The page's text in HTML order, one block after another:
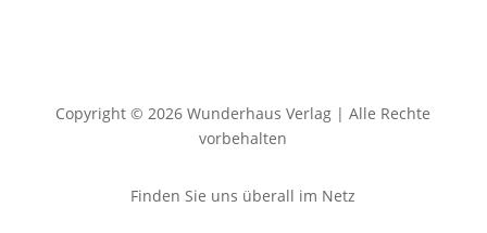
Copyright © 2026 Wunderhaus Verlag | Alle Rechte
vorbehalten
Finden Sie uns überall im Netz